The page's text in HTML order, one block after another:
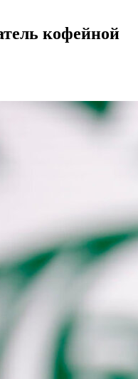
кофейной